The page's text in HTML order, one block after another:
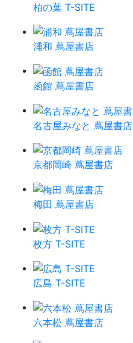
柏の葉 T-SITE
浦和 蔦屋書店
函館 蔦屋書店
名古屋みなと 蔦屋書店
京都岡崎 蔦屋書店
梅田 蔦屋書店
枚方 T-SITE
広島 T-SITE
六本松 蔦屋書店